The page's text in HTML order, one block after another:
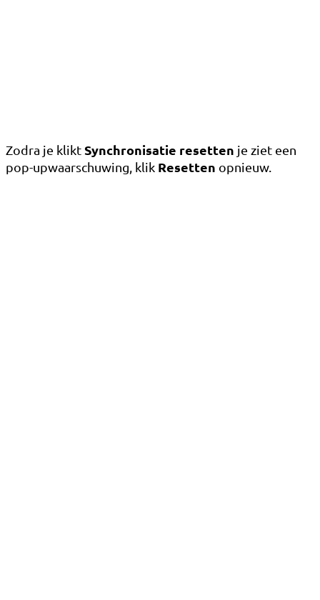
Zodra je kliktSynchronisatie resetten je ziet een
pop-upwaarschuwing, klik Resetten opnieuw.